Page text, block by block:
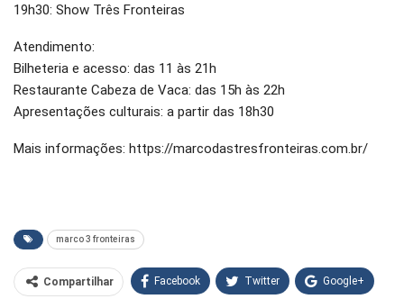
19h30: Show Três Fronteiras
Atendimento:
Bilheteria e acesso: das 11 às 21h
Restaurante Cabeza de Vaca: das 15h às 22h
Apresentações culturais: a partir das 18h30
Mais informações: https://marcodastresfronteiras.com.br/
marco 3 fronteiras
Compartilhar Facebook Twitter Google+